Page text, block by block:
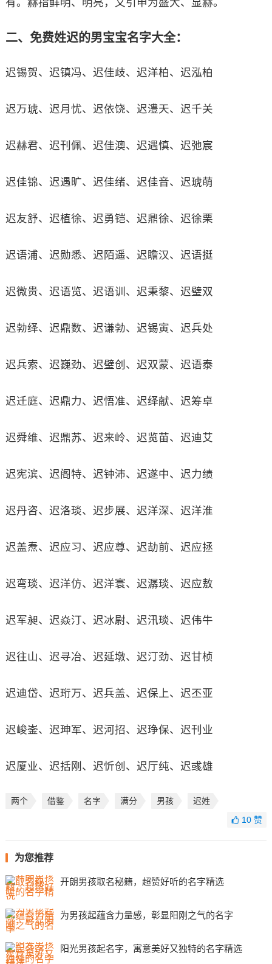
有。赫指鲜明、明亮，又引申为盛大、显赫。
二、免费姓迟的男宝宝名字大全：
迟锡贺、迟镇冯、迟佳歧、迟洋柏、迟泓柏
迟万琥、迟月忧、迟依饶、迟澧天、迟千关
迟赫君、迟刊佩、迟佳澳、迟遇慎、迟弛宸
迟佳锦、迟遇旷、迟佳绪、迟佳音、迟琥萌
迟友舒、迟植徐、迟勇铠、迟鼎徐、迟徐栗
迟语浦、迟勋悉、迟陌遥、迟瞻汉、迟语挺
迟微贵、迟语览、迟语训、迟秉黎、迟璧双
迟勃绎、迟鼎数、迟谦勃、迟锡寅、迟兵处
迟兵索、迟巍劲、迟璧创、迟双蒙、迟语泰
迟迁庭、迟鼎力、迟悟准、迟绎献、迟筹卓
迟舜维、迟鼎苏、迟来岭、迟览苗、迟迪艾
迟宪滨、迟阁特、迟钟沛、迟遂中、迟力绩
迟丹咨、迟洛琰、迟步展、迟洋深、迟洋淮
迟盖焘、迟应习、迟应尊、迟劼前、迟应拯
迟弯琰、迟洋仿、迟洋寰、迟潺琰、迟应敖
迟军昶、迟焱汀、迟冰尉、迟汛琰、迟伟牛
迟往山、迟寻冶、迟延墩、迟汀劲、迟甘桢
迟迪岱、迟珩万、迟兵盖、迟保上、迟丕亚
迟峻崟、迟珅军、迟河招、迟琤保、迟刊业
迟厦业、迟括刚、迟忻创、迟厅纯、迟彧雄
两个 借鉴 名字 满分 男孩
迟姓
10赞
为您推荐
开朗男孩取名秘籍，超赞好听的名字精选
为男孩起蕴含力量感，彰显阳刚之气的名字
阳光男孩起名字，寓意美好又独特的名字精选